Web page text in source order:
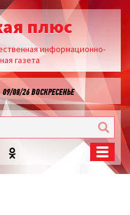
плюс
информационно-
газета
09/08/26 ВОСКРЕСЕНЬЕ